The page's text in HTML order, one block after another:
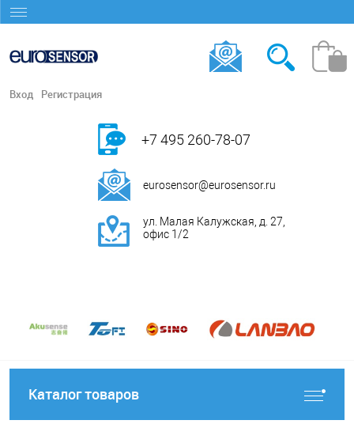
Вход Регистрация
+7 495 260-78-07
eurosensor@eurosensor.ru
ул. Малая Калужская, д. 27,
офис 1/2
Каталог товаров